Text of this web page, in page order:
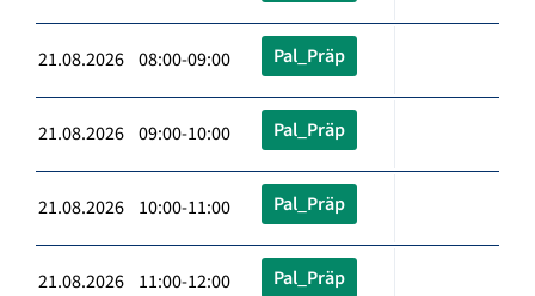
21.08.2026 08:00-09:00 Pal_Präp
21.08.2026 09:00-10:00 Pal_Präp
21.08.2026 10:00-11:00 Pal_Präp
21.08.2026 11:00-12:00 Pal_Präp